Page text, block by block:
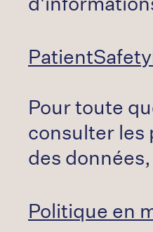
Pour toute
consulter les
des
Politique en